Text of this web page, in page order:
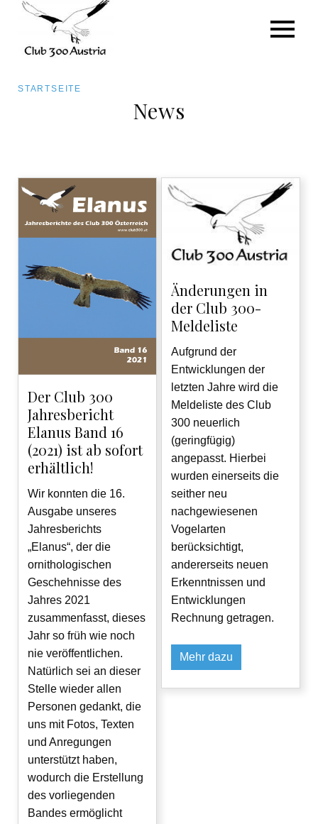
Inhalt
Pfadnavigation
STARTSEITE
News
Der Club 300
Jahresbericht
Elanus Band 16
(2021) ist ab sofort
erhältlich!
Wir konnten die 16.
Ausgabe unseres
Jahresberichts
„Elanus“, der die
ornithologischen
Geschehnisse des
Jahres 2021
zusammenfasst, dieses
Jahr so früh wie noch
nie veröffentlichen.
Natürlich sei an dieser
Stelle wieder allen
Personen gedankt, die
uns mit Fotos, Texten
und Anregungen
unterstützt haben,
wodurch die Erstellung
des vorliegenden
Bandes ermöglicht
Änderungen in
der Club 300-
Meldeliste
Aufgrund der
Entwicklungen der
letzten Jahre wird die
Meldeliste des Club
300 neuerlich
(geringfügig)
angepasst. Hierbei
wurden einerseits die
seither neu
nachgewiesenen
Vogelarten
berücksichtigt,
andererseits neuen
Erkenntnissen und
Entwicklungen
Rechnung getragen.
Mehr dazu